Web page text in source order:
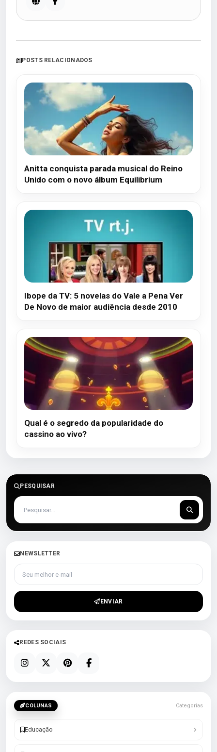
POSTS RELACIONADOS
Anitta conquista parada musical do Reino
Unido com o novo álbum Equilibrium
Ibope da TV: 5 novelas do Vale a Pena Ver
De Novo de maior audiência desde 2010
Qual é o segredo da popularidade do
cassino ao vivo?
PESQUISAR
NEWSLETTER
Seu melhor e-mail
ENVIAR
REDES SOCIAIS
COLUNAS Categorias
Educação